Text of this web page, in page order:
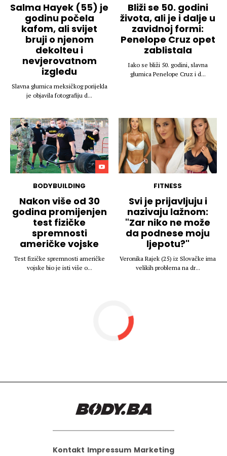
Salma Hayek (55) je
godinu počela
kafom, ali svijet
bruji o njenom
dekolteu i
nevjerovatnom
izgledu
Slavna glumica meksičkog porijekla
je objavila fotografiju d...
Bliži se 50. godini
života, ali je i dalje u
zavidnoj formi:
Penelope Cruz opet
zablistala
Iako se bliži 50. godini, slavna
glumica Penelope Cruz i d...
BODYBUILDING
Nakon više od 30
godina promijenjen
test fizičke
spremnosti
američke vojske
Test fizičke spremnosti američke
vojske bio je isti više o...
FITNESS
Svi je prijavljuju i
nazivaju lažnom:
"Zar niko ne može
da podnese moju
ljepotu?"
Veronika Rajek (25) iz Slovačke ima
velikih problema na dr...
Kontakt Impressum Marketing